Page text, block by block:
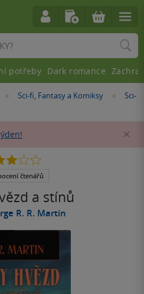
»
Sci-fi, Fantasy a Komiksy »
Sci-
a stínů
R. R. Martin
čtenářů
potřeby Dark romance